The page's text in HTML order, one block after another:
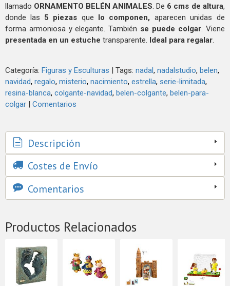
llamado ORNAMENTO BELÉN ANIMALES. De 6 cms de altura,
donde las 5 piezas que lo componen, aparecen unidas de
forma armoniosa y elegante. También se puede colgar. Viene
presentada en un estuche transparente. Ideal para regalar.
Categoría: Figuras y Esculturas | Tags: nadal nadalstudio belen
navidad regalo misterio nacimiento estrella serie-limitada
resina-blanca colgante-navidad belen-colgante belen-para-
colgar | Comentarios
Descripción
Costes de Envío
Comentarios
Productos Relacionados